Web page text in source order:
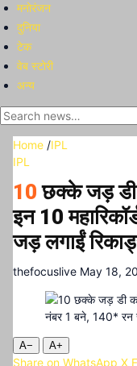
मनोरंजन
दुनिया
टेक
वेब स्टोरी
अन्य
Home /IPL
IPL
10 छक्के जड़ डी
इन 10
जड़ लगाईं
thefocuslive May 18,
A− A+
Share on WhatsApp X